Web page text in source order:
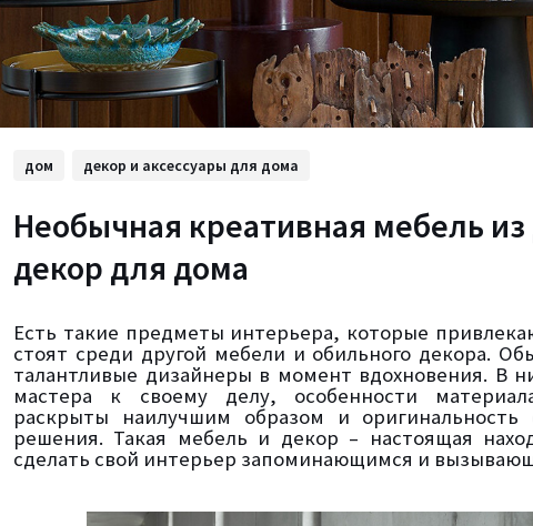
дом декор и аксессуары для дома
Необычная креативная мебель из
декор для дома
Есть такие предметы интерьера, которые
стоят среди другой мебели и обильного декора.
талантливые дизайнеры в момент вдохновения. В
мастера к своему делу, особенности
раскрыты наилучшим образом и
решения. Такая мебель и декор – настоящая
сделать свой интерьер запоминающимся и